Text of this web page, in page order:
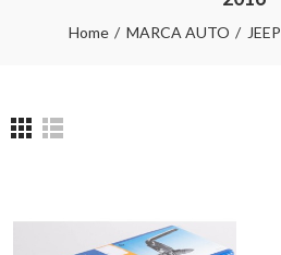
Home MARCA AUTO JEEP